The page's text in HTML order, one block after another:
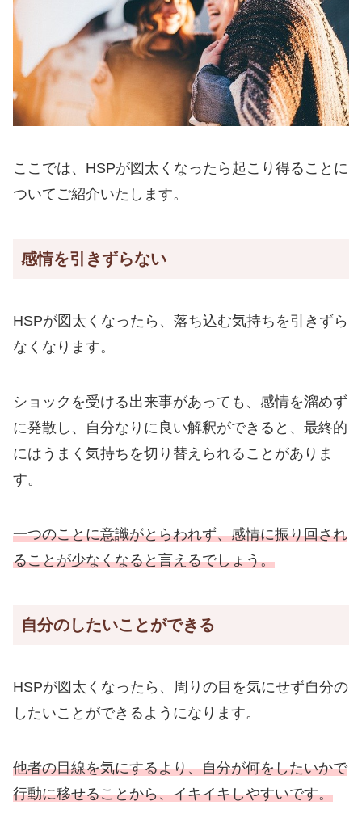
ここでは、HSPが図太くなったら起こり得ることに
ついてご紹介いたします。
感情を引きずらない
HSPが図太くなったら、落ち込む気持ちを引きずら
なくなります。
ショックを受ける出来事があっても、感情を溜めず
に発散し、自分なりに良い解釈ができると、最終的
にはうまく気持ちを切り替えられることがありま
す。
一つのことに意識がとらわれず、感情に振り回され
ることが少なくなると言えるでしょう。
自分のしたいことができる
HSPが図太くなったら、周りの目を気にせず自分の
したいことができるようになります。
他者の目線を気にするより、自分が何をしたいかで
行動に移せることから、イキイキしやすいです。